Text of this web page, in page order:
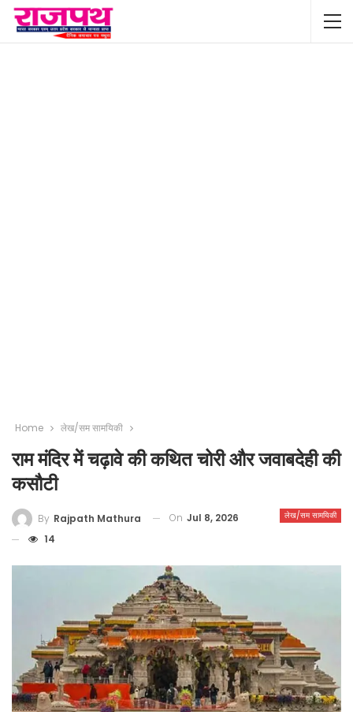
Home लेख/सम सामयिकी
राम मंदिर में चढ़ावे की कथित चोरी और जवाबदेही की
कसौटी
लेख/सम सामयिकी
By Rajpath Mathura On Jul 8, 2026
14